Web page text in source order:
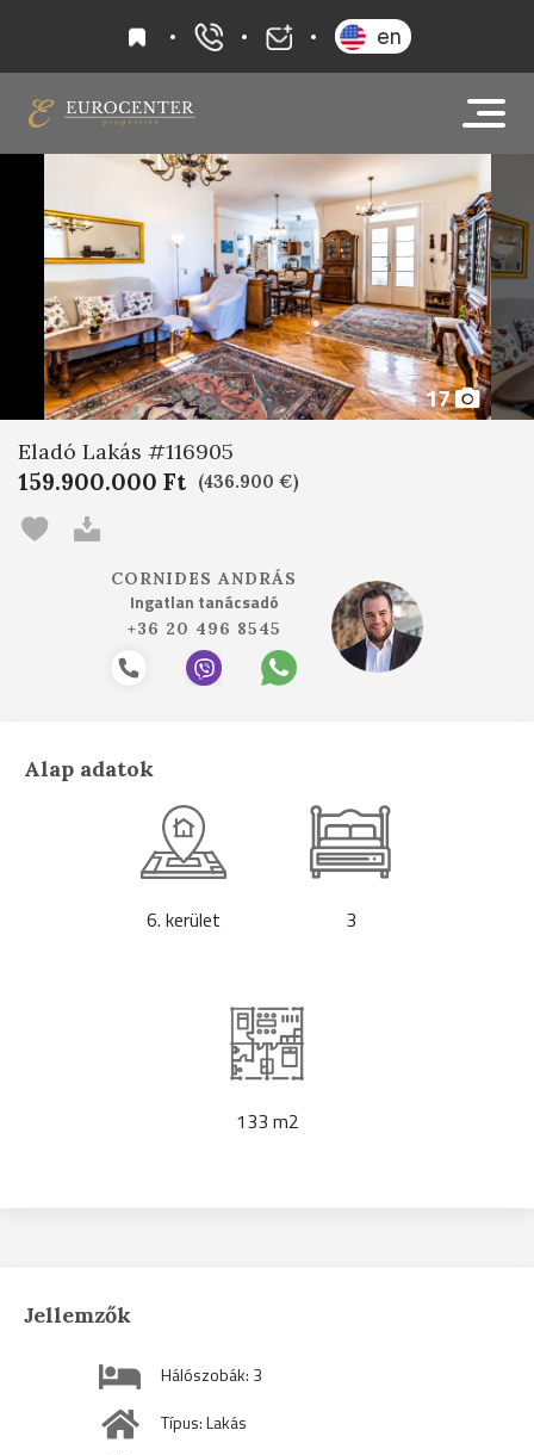
kedvencek+36 20 919 0005
en
17
Eladó Lakás #116905
159.900.000 Ft (436.900 €)
CORNIDES ANDRÁS
Ingatlan tanácsadó
+36 20 496 8545
Alap adatok
6. kerület 3
133 m2
Jellemzők
Hálószobák: 3
Típus: Lakás